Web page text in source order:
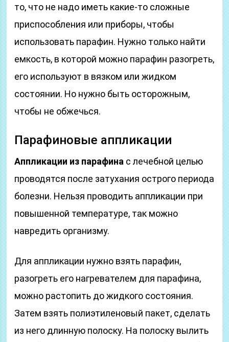
то, что не надо иметь какие-то сложные
приспособления или приборы, чтобы
использовать парафин. Нужно только найти
емкость, в которой можно парафин разогреть,
его используют в вязком или жидком
состоянии. Но нужно быть осторожным,
чтобы не обжечься.
Парафиновые аппликации
Аппликации из парафина с лечебной целью
проводятся после затухания острого периода
болезни. Нельзя проводить аппликации при
повышенной температуре, так можно
навредить организму.
Для аппликации нужно взять парафин,
разогреть его нагревателем для парафина,
можно растопить до жидкого состояния.
Затем взять полиэтиленовый пакет, сделать
из него длинную полоску. На полоску вылить